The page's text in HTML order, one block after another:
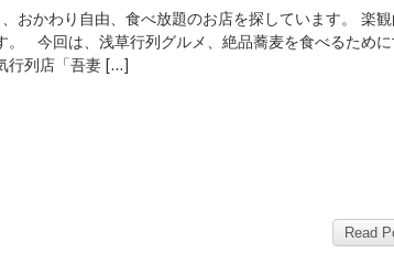
おかわり自由、食べ放題のお店を探しています。 楽観
。 今回は、浅草行列グルメ、絶品蕎麦を食べるために
行列店「吾妻 […]
Read